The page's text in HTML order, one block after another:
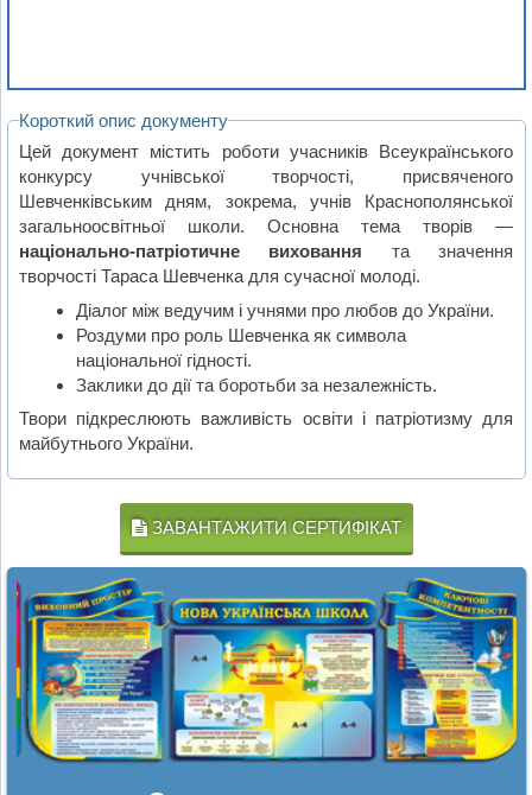
Короткий опис документу
Цей документ містить роботи учасників Всеукраїнського
конкурсу учнівської творчості, присвяченого
Шевченківським дням, зокрема, учнів Краснополянської
загальноосвітньої школи. Основна тема творів —
національно-патріотичне виховання та значення
творчості Тараса Шевченка для сучасної молоді.
Діалог між ведучим і учнями про любов до України.
Роздуми про роль Шевченка як символа
національної гідності.
Заклики до дії та боротьби за незалежність.
Твори підкреслюють важливість освіти і патріотизму для
майбутнього України.
ЗАВАНТАЖИТИ СЕРТИФІКАТ